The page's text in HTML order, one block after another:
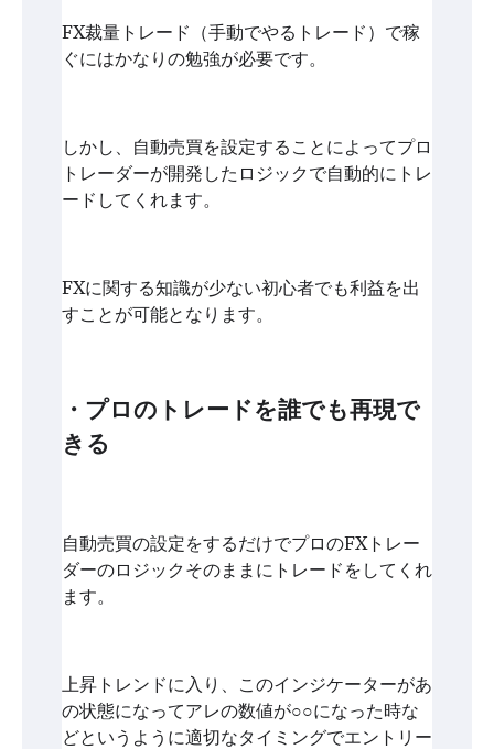
FX裁量トレード（手動でやるトレード）で稼
ぐにはかなりの勉強が必要です。
しかし、自動売買を設定することによってプロ
トレーダーが開発したロジックで自動的にトレ
ードしてくれます。
FXに関する知識が少ない初心者でも利益を出
すことが可能となります。
・プロのトレードを誰でも再現で
きる
自動売買の設定をするだけでプロのFXトレー
ダーのロジックそのままにトレードをしてくれ
ます。
上昇トレンドに入り、このインジケーターがあ
の状態になってアレの数値が○○になった時な
どというように適切なタイミングでエントリー